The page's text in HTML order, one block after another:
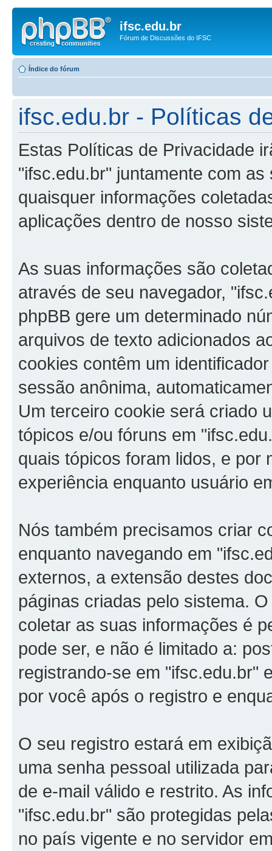
ifsc.edu.br
Fórum de Discussões do IFSC
Índice do fórum
ifsc.edu.br - Políticas
Estas Políticas de Privacidade
"ifsc.edu.br" juntamente com
quaisquer informações
aplicações dentro de nosso
As suas informações são
através de seu navegador,
phpBB gere um determinado
arquivos de texto adicionados
cookies contêm um
sessão anônima,
Um terceiro cookie será criado
tópicos e/ou fóruns em
quais tópicos foram lidos, e por
experiência enquanto usuário
Nós também precisamos criar
enquanto navegando em
externos, a extensão destes
páginas criadas pelo sistema.
coletar as suas informações é
pode ser, e não é limitado a:
registrando-se em "ifsc.edu.br"
por você após o registro e
O seu registro estará em
uma senha pessoal utilizada
de e-mail válido e restrito. As
"ifsc.edu.br" são protegidas
no país vigente e no servidor